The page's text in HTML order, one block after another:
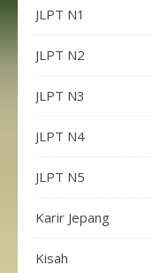
JLPT N1
JLPT N2
JLPT N3
JLPT N4
JLPT N5
Karir Jepang
Kisah